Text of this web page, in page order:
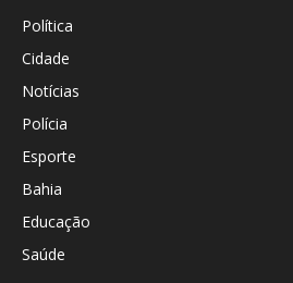
Política
Cidade
Notícias
Polícia
Esporte
Bahia
Educação
Saúde